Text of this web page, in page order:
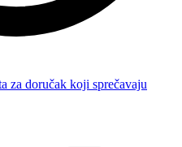
za doručak koji sprečavaju